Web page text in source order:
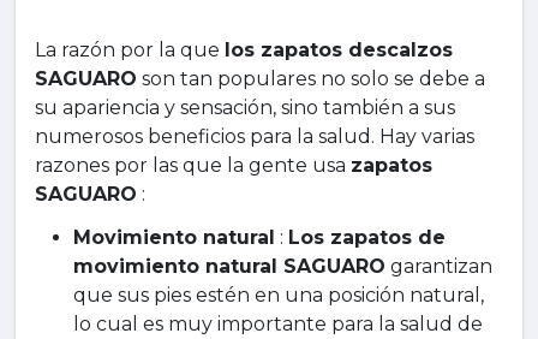
La razón por la que los zapatos descalzos
SAGUARO son tan populares no solo se debe a
su apariencia y sensación, sino también a sus
numerosos beneficios para la salud. Hay varias
razones por las que la gente usa zapatos
SAGUARO :
Movimiento natural : Los zapatos de
movimiento natural SAGUARO garantizan
que sus pies estén en una posición natural,
lo cual es muy importante para la salud de